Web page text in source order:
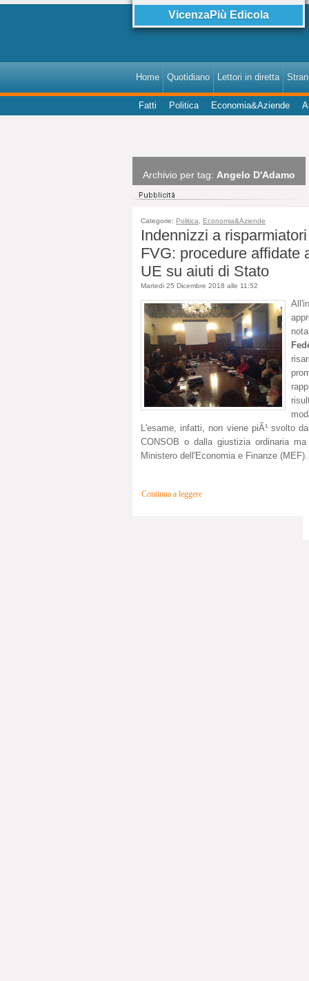
VicenzaPiù Edicola
Home Quotidiano Lettori in diretta
Fatti Politica Economia&Aziende
Archivio per tag: Angelo D'Adamo
Categorie: Politica Economia&Aziende
Indennizzi a
FVG: procedure affidate
UE su aiuti di Stato
Martedi 25 Dicembre 2018 alle 11:52
L'esame, infatti, non viene piÃ¹ svolto
CONSOB o dalla giustizia ordinaria
Ministero dell'Economia e Finanze (MEF).
Continua a leggere